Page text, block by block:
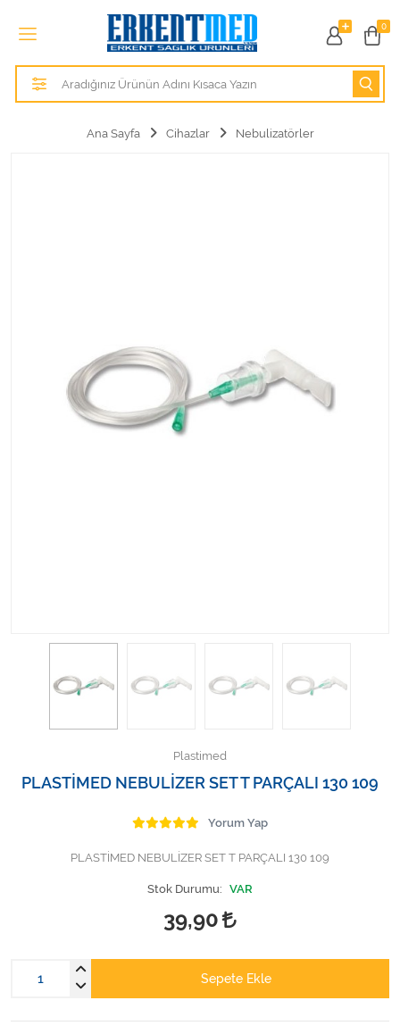
0
Tüm Kategoriler
Alezler
Kişisel Bakım ve Sağlık
Kişisel Bakım ve Sağlık
Sarf Malzemeleri
Tüm Kategorileri Gör
Ana Sayfa Cihazlar Nebulizatörler
Plastimed
PLASTİMED NEBULİZER SET T PARÇALI 130 109
Yorum Yap
PLASTİMED NEBULİZER SET T PARÇALI 130 109
Stok Durumu: VAR
39,90
Sepete Ekle